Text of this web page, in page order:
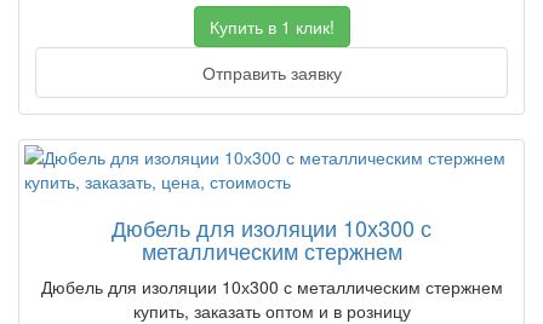
Купить в 1 клик!
Отправить заявку
Дюбель для изоляции 10х300 с
металлическим стержнем
Дюбель для изоляции 10х300 с металлическим стержнем
купить, заказать оптом и в розницу